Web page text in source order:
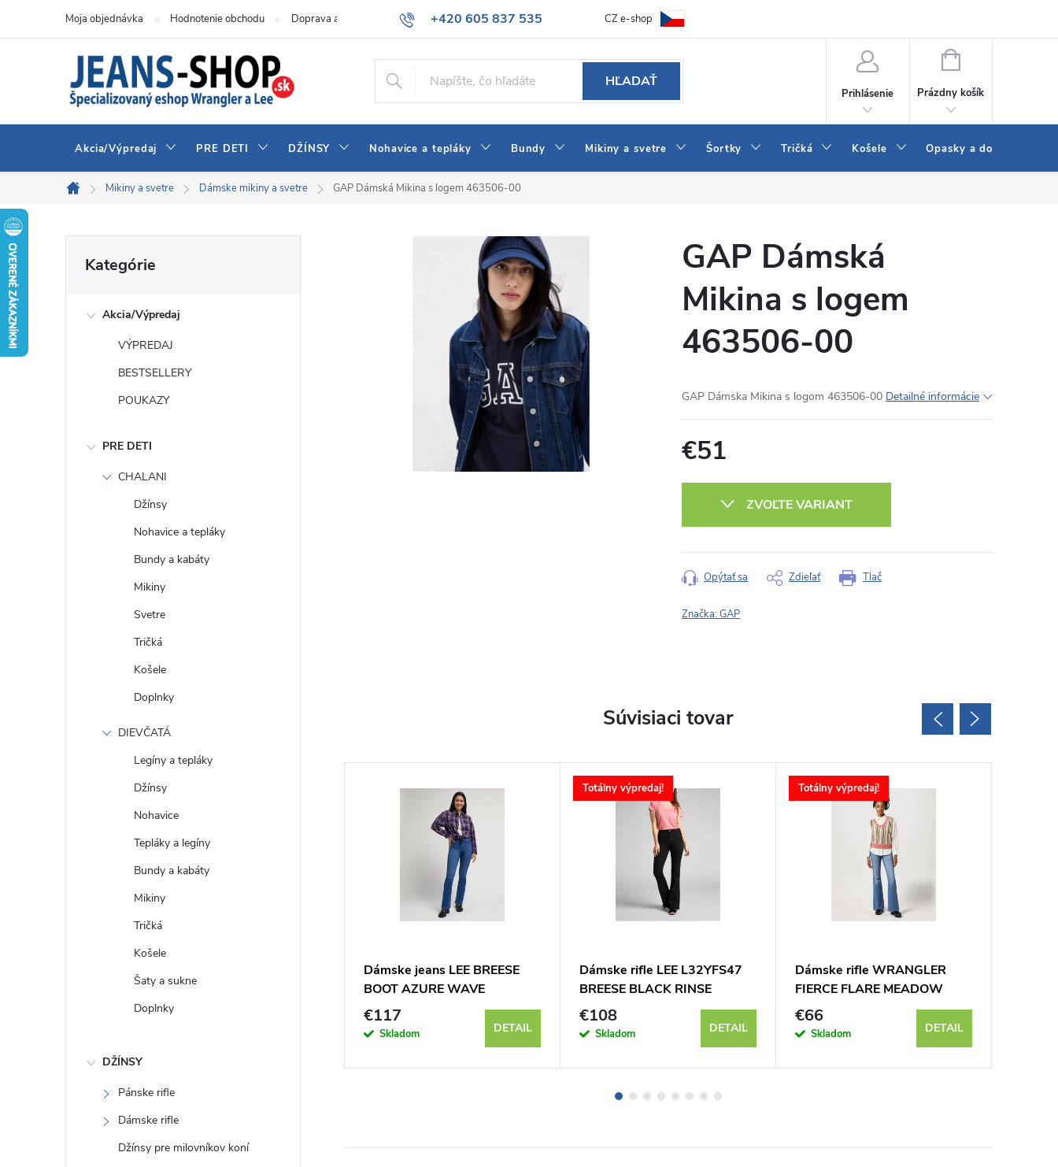
+420 605 837 535
info@jeans-shop.sk
Moja objednávka Hodnotenie obchodu Doprava a platba Všeobecné obchodné podmienky Ako vybrať džínsy Wrangler a LEE
CZ e-shop
HĽADAŤ
Prihlásenie
NÁKUPNÝ
Prázdny košík
Akcia/Výpredaj PRE DETI DŽÍNSY Nohavice a tepláky Bundy Mikiny a svetre Šortky Tričká Košele Opasky a doplnky
Domov
Mikiny a svetre Dámske mikiny a svetre GAP Dámská Mikina s logem 463506-00
kategórie
Kategórie
Akcia/Výpredaj
VÝPREDAJ
BESTSELLERY
POUKAZY
PRE DETI
CHALANI
Džínsy
Nohavice a tepláky
Bundy a kabáty
Mikiny
Svetre
Tričká
Košele
Doplnky
DIEVČATÁ
Legíny a tepláky
Džínsy
Nohavice
Tepláky a legíny
Bundy a kabáty
Mikiny
Tričká
Košele
Šaty a sukne
Doplnky
DŽÍNSY
Pánske rifle
Dámske rifle
Džínsy pre milovníkov koní
GAP Dámská
Mikina s logem
463506-00
GAP Dámska Mikina s logom 463506-00 Detailné informácie
€51
ZVOĽTE VARIANT
Tlač
Opýtať sa Zdieľať
Značka:GAP
Súvisiaci tovar
Totálny výpredaj!
CLASSIC HYPER DARK
112354414
€66
Dámske jeans LEE BREESE
BOOT AZURE WAVE
112341971
€117
Skladom DETAIL
Totálny výpredaj!
Dámske rifle LEE L32YFS47
BREESE BLACK RINSE
€108
Skladom DETAIL
Totálny výpredaj!
Dámske rifle WRANGLER
FIERCE FLARE MEADOW
112356799
€66
Skladom DETAIL